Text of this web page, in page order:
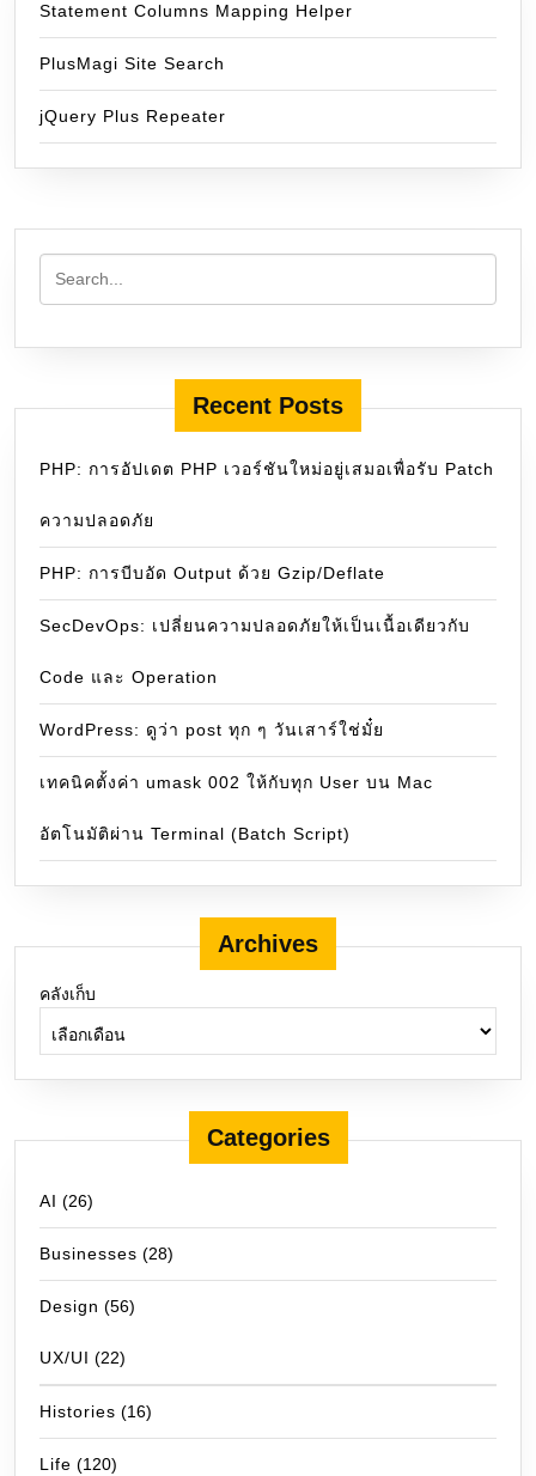
Statement Columns Mapping Helper
PlusMagi Site Search
jQuery Plus Repeater
Recent Posts
PHP: การอัปเดต PHP เวอร์ชันใหม่อยู่เสมอเพื่อรับ Patch
ความปลอดภัย
PHP: การบีบอัด Output ด้วย Gzip/Deflate
SecDevOps: เปลี่ยนความปลอดภัยให้เป็นเนื้อเดียวกับ
Code และ Operation
WordPress: ดูว่า post ทุก ๆ วันเสาร์ใช่มั๋ย
เทคนิคตั้งค่า umask 002 ให้กับทุก User บน Mac
อัตโนมัติผ่าน Terminal (Batch Script)
Archives
คลังเก็บ
Categories
AI (26)
Businesses (28)
Design (56)
UX/UI (22)
Histories (16)
Life (120)